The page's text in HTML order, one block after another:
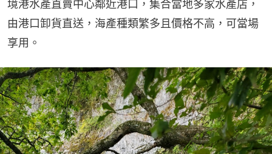
境港水產直賣中心鄰近港口，集合當地多家水產店，
由港口卸貨直送，海產種類繁多且價格不高，可當場
享用。